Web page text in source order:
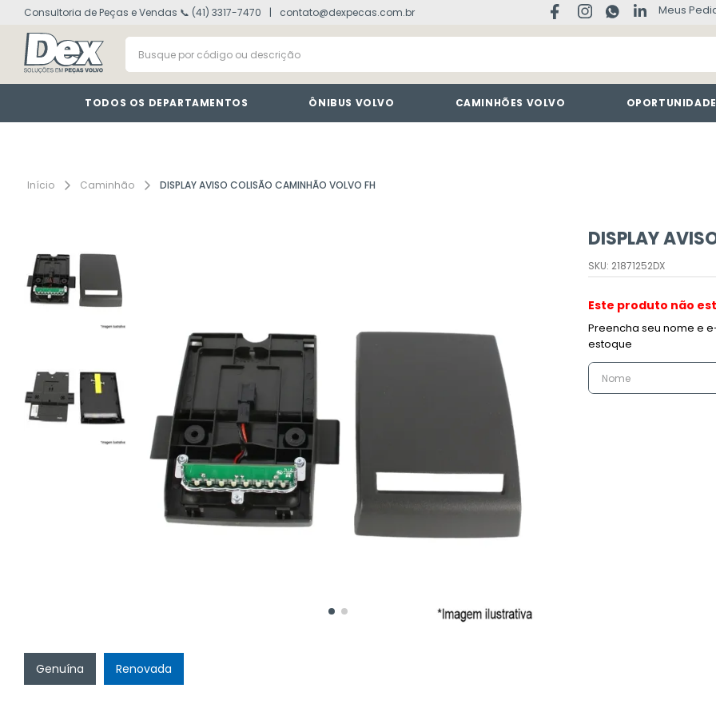
Consultoria de Peças e Vendas 📞 (41) 3317-7470 contato@dexpecas.com.br Meus
Busque por código ou descrição
TODOS OS DEPARTAMENTOS ÔNIBUS VOLVO CAMINHÕES VOLVO
Caminhão DISPLAY AVISO COLISÃO CAMINHÃO VOLVO FH
Genuína Renovada
DISPLAY
SKU: 21871252DX
Este produto não
1º volvo fh
3º vm
4º farol
5º lanterna
7 defletor